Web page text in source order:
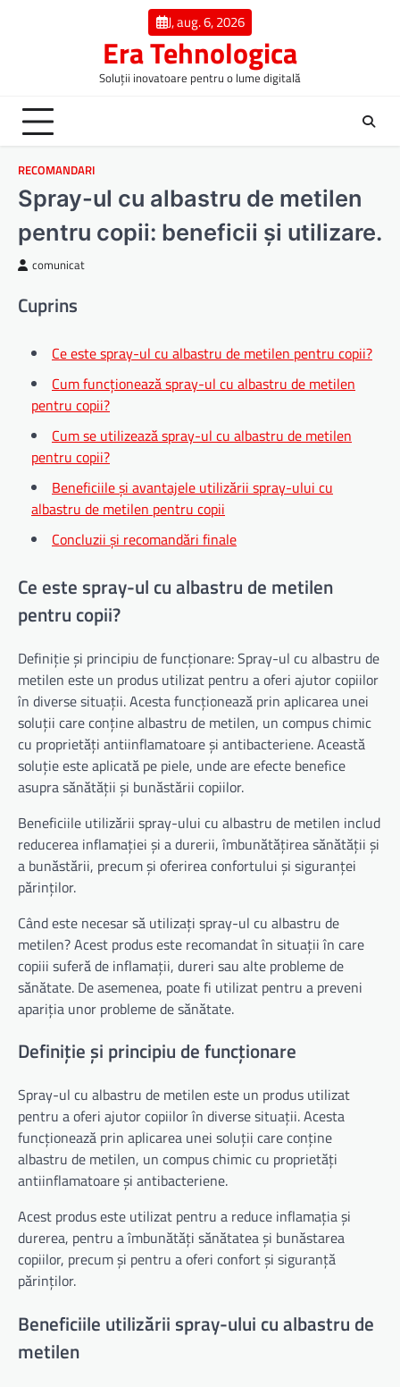
J, aug. 6, 2026
Era Tehnologica
Soluții inovatoare pentru o lume digitală
RECOMANDARI
Spray-ul cu albastru de metilen
pentru copii: beneficii și utilizare.
comunicat
Cuprins
Ce este spray-ul cu albastru de metilen pentru copii?
Cum funcționează spray-ul cu albastru de metilen
pentru copii?
Cum se utilizează spray-ul cu albastru de metilen
pentru copii?
Beneficiile și avantajele utilizării spray-ului cu
albastru de metilen pentru copii
Concluzii și recomandări finale
Ce este spray-ul cu albastru de metilen
pentru copii?
Definiție și principiu de funcționare: Spray-ul cu albastru de
metilen este un produs utilizat pentru a oferi ajutor copiilor
în diverse situații. Acesta funcționează prin aplicarea unei
soluții care conține albastru de metilen, un compus chimic
cu proprietăți antiinflamatoare și antibacteriene. Această
soluție este aplicată pe piele, unde are efecte benefice
asupra sănătății și bunăstării copiilor.
Beneficiile utilizării spray-ului cu albastru de metilen includ
reducerea inflamației și a durerii, îmbunătățirea sănătății și
a bunăstării, precum și oferirea confortului și siguranței
părinților.
Când este necesar să utilizați spray-ul cu albastru de
metilen? Acest produs este recomandat în situații în care
copiii suferă de inflamații, dureri sau alte probleme de
sănătate. De asemenea, poate fi utilizat pentru a preveni
apariția unor probleme de sănătate.
Definiție și principiu de funcționare
Spray-ul cu albastru de metilen este un produs utilizat
pentru a oferi ajutor copiilor în diverse situații. Acesta
funcționează prin aplicarea unei soluții care conține
albastru de metilen, un compus chimic cu proprietăți
antiinflamatoare și antibacteriene.
Acest produs este utilizat pentru a reduce inflamația și
durerea, pentru a îmbunătăți sănătatea și bunăstarea
copiilor, precum și pentru a oferi confort și siguranță
părinților.
Beneficiile utilizării spray-ului cu albastru de
metilen